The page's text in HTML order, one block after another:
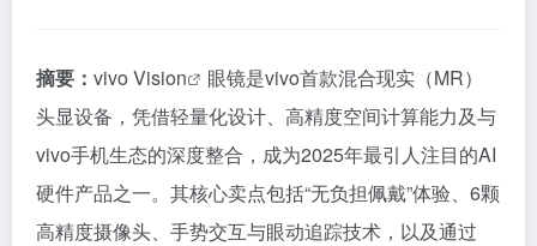
摘要： vivo Vision
眼镜是vivo首款混合现实（MR）
头显设备，凭借轻量化设计、高精度空间计算能力及与
vivo手机生态的深度整合，成为2025年最引人注目的AI
硬件产品之一。其核心卖点包括“无负担佩戴”体验、6颗
高精度摄像头、手势交互与眼动追踪技术，以及通过